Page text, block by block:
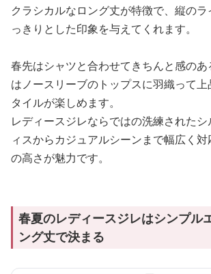
クラシカルなロング丈が特徴で、縦の
っきりとした印象を与えてくれます。
春先はシャツと合わせてきちんと感の
はノースリーブのトップスに羽織って
タイルが楽しめます。
レディースジレならではの洗練された
ィスからカジュアルシーンまで幅広く
の高さが魅力です。
春夏のレディースジレはシンプル
ング丈で決まる